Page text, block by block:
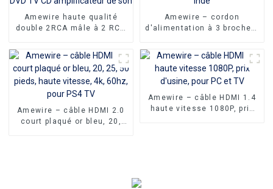
Amewire haute qualité
double 2RCA mâle à 2 RCA
pour DVD TV CD
amplificateur de son
Amewire – cordon
d'alimentation à 3 broches,
sud, inde
Amewire – câble HDMI 2.0
court plaqué or bleu, 20,
Amewire – câble HDMI 1.4
haute vitesse 1080P, prix